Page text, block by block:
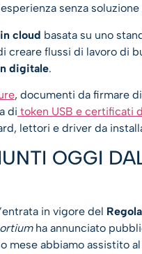
senza
cloud basata su uno
creare flussi di lavoro di
digitale.
, documenti da firmare
di token USB e certificati
lettori e driver da
OGGI
in vigore del
ha annunciato
mese abbiamo assistito al